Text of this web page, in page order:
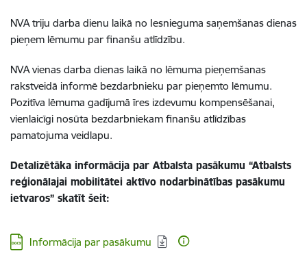
NVAtriju darba dienu laikā no Iesnieguma saņemšanas dienas
pieņem lēmumu par finanšu atlīdzību.
NVA vienas darba dienas laikā no lēmuma pieņemšanas
rakstveidā informē bezdarbnieku par pieņemto lēmumu.
Pozitīva lēmuma gadījumā īres izdevumu kompensēšanai,
vienlaicīgi nosūta bezdarbniekam finanšu atlīdzības
pamatojuma veidlapu.
Detalizētāka informācija par Atbalsta pasākumu “Atbalsts
reģionālajai mobilitātei aktīvo nodarbinātības pasākumu
ietvaros” skatīt šeit:
Lejupielādēt:
Informācija par pasākumu